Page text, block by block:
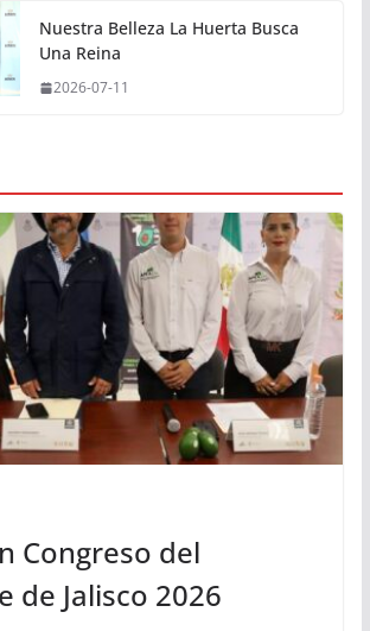
Nuestra Belleza La Huerta Busca
Una Reina
2026-07-11
Congreso del
de Jalisco 2026